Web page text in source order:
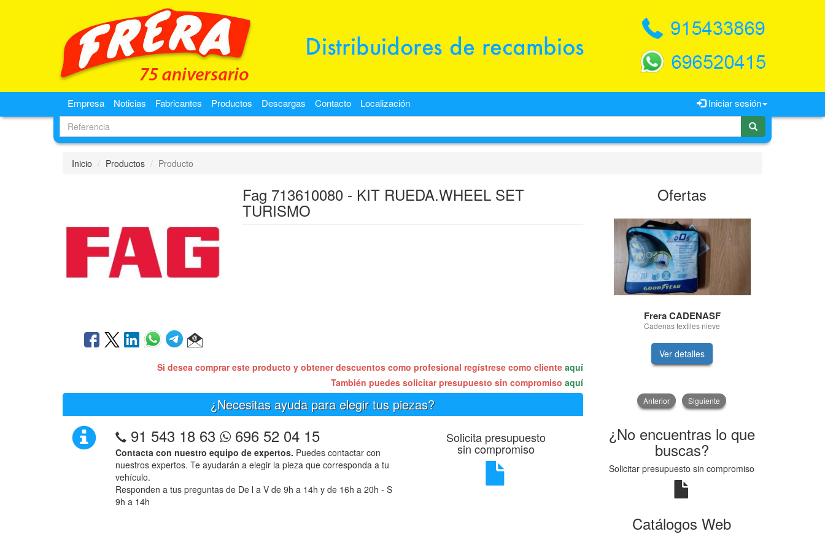
Iniciar sesión
Empresa Noticias Fabricantes Productos Descargas Contacto Localización
Inicio Productos Producto
Fag 713610080 - KIT RUEDA.WHEEL SET
TURISMO
Si desea comprar este producto y obtener descuentos como profesional regístrese como cliente aquí
También puedes solicitar presupuesto sin compromiso aquí
¿Necesitas ayuda para elegir tus piezas?
91 543 18 63 696 52 04 15
Contacta con nuestro equipo de expertos. Puedes contactar con
nuestros expertos. Te ayudarán a elegir la pieza que corresponda a tu
vehículo.
Responden a tus preguntas de De l a V de 9h a 14h y de 16h a 20h - S
9h a 14h
Solicita presupuesto
sin compromiso
Ofertas
Frera CADENASF
Cadenas textiles nieve
Ver detalles
Anterior Siguiente
¿No encuentras lo que
buscas?
Solicitar presupuesto sin compromiso
Catálogos Web